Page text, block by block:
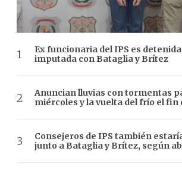
Ex funcionaria del IPS es
imputada con Bataglia y Brítez
Anuncian lluvias con tormentas
miércoles y la vuelta del frío el fin
Consejeros de IPS también
junto a Bataglia y Brítez, según